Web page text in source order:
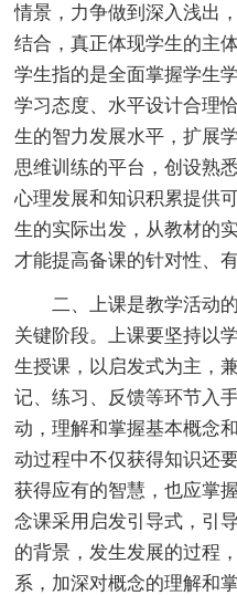
情景，力争做到深入浅出
结合，真正体现学生的主
学生指的是全面掌握学生
学习态度、水平设计合理
生的智力发展水平，扩展
思维训练的平台，创设熟
心理发展和知识积累提供
生的实际出发，从教材的
才能提高备课的针对性、有
二、上课是教学活动的'
关键阶段。上课要坚持以
生授课，以启发式为主，
记、练习、反馈等环节入
动，理解和掌握基本概念
动过程中不仅获得知识还
获得应有的智慧，也应掌
念课采用启发引导式，引
的背景，发生发展的过程
系，加深对概念的理解和